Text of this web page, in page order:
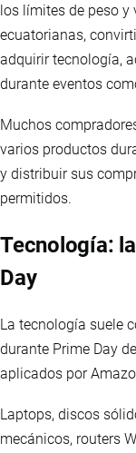
los límites de peso
ecuatorianas,
adquirir tecnología,
durante eventos
Muchos
varios productos
y distribuir sus
permitidos.
Tecnología:
Day
La tecnología suele
durante Prime Day
aplicados por
Laptops, discos
mecánicos, routers